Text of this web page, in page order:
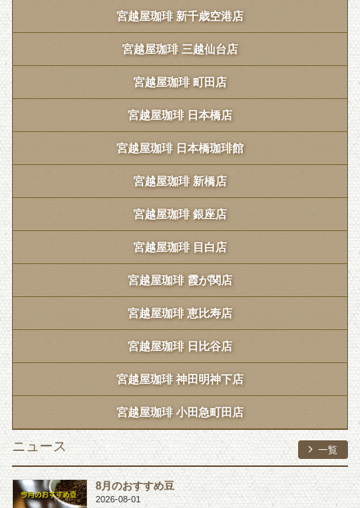
宮越屋珈琲 新千歳空港店
宮越屋珈琲 三越仙台店
宮越屋珈琲 町田店
宮越屋珈琲 日本橋店
宮越屋珈琲 日本橋珈琲館
宮越屋珈琲 新橋店
宮越屋珈琲 銀座店
宮越屋珈琲 目白店
宮越屋珈琲 霞が関店
宮越屋珈琲 恵比寿店
宮越屋珈琲 日比谷店
宮越屋珈琲 神田明神下店
宮越屋珈琲 小田急町田店
ニュース 一覧
8月のおすすめ豆
2026-08-01